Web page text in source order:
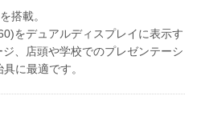
搭載。
をデュアルディスプレイに表示す
、店頭や学校でのプレゼンテーシ
に最適です。